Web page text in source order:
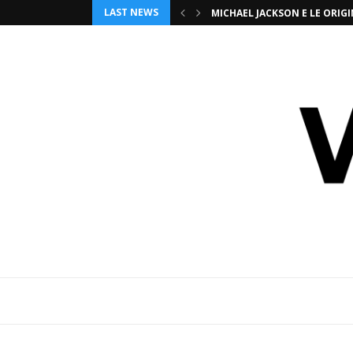
LAST NEWS MICHAEL JACKSON E LE
SPIDER-MAN: BRAND NEW